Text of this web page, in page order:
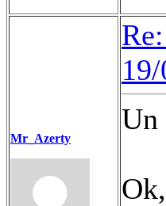
Mr_Azerty
Un